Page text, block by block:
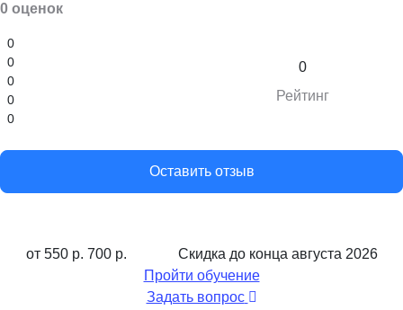
0 оценок
0
0
0
0
0
0
Рейтинг
Оставить отзыв
от 550 р. 700 р. Скидка до конца августа 2026
Пройти обучение
Задать вопрос